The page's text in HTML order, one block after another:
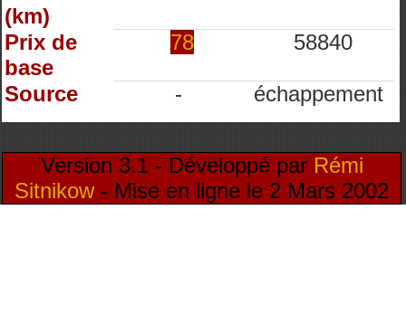
(km)
Prix de
base
78 58840
Source - échappement
Version 3.1 - Développé par Rémi
Sitnikow- Mise en ligne le 2 Mars 2002